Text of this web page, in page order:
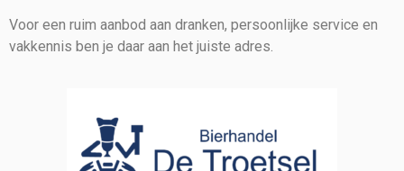
Voor een ruim aanbod aan dranken, persoonlijke service en
vakkennis ben je daar aan het juiste adres.